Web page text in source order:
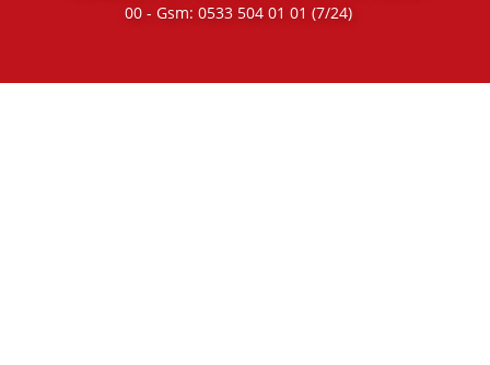
00 - Gsm: 0533 504 01 01 (7/24)